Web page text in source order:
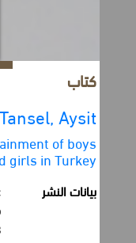
Tansel, Aysit
attainment of boys
and girls in Turkey
بيانات النشر
Arab